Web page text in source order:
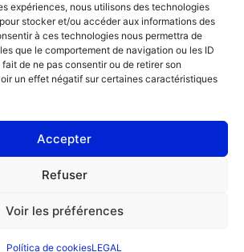
expériences, nous utilisons des technologies
stocker et/ou accéder aux informations des
à ces technologies nous permettra de
que le comportement de navigation ou les ID
de ne pas consentir ou de retirer son
un effet négatif sur certaines caractéristiques
Accepter
Refuser
Voir les préférences
Política de cookiesLEGAL
PARTICULAR